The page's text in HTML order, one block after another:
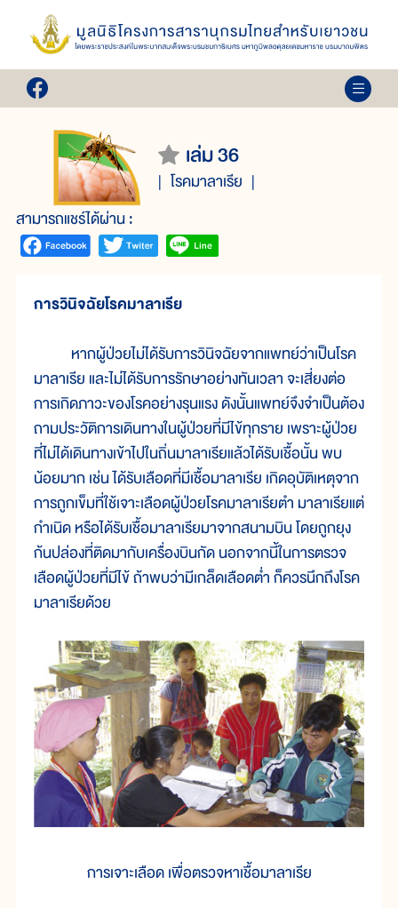
เล่ม 36
โรคมาลาเรีย
สามารถแชร์ได้ผ่าน :
การวินิจฉัยโรคมาลาเรีย
หากผู้ป่วยไม่ได้รับการวินิจฉัยจากแพทย์ว่าเป็นโรค
มาลาเรีย และไม่ได้รับการรักษาอย่างทันเวลา จะเสี่ยงต่อ
การเกิดภาวะของโรคอย่างรุนแรง ดังนั้นแพทย์จึงจำเป็นต้อง
ถามประวัติการเดินทางในผู้ป่วยที่มีไข้ทุกราย เพราะผู้ป่วย
ที่ไม่ได้เดินทางเข้าไปในถิ่นมาลาเรียแล้วได้รับเชื้อนั้น พบ
น้อยมาก เช่น ได้รับเลือดที่มีเชื้อมาลาเรีย เกิดอุบัติเหตุจาก
การถูกเข็มที่ใช้เจาะเลือดผู้ป่วยโรคมาลาเรียตำ มาลาเรียแต่
กำเนิด หรือได้รับเชื้อมาลาเรียมาจากสนามบิน โดยถูกยุง
ก้นปล่องที่ติดมากับเครื่องบินกัด นอกจากนี้ในการตรวจ
เลือดผู้ป่วยที่มีไข้ ถ้าพบว่ามีเกล็ดเลือดต่ำ ก็ควรนึกถึงโรค
มาลาเรียด้วย
การเจาะเลือด เพื่อตรวจหาเชื้อมาลาเรีย